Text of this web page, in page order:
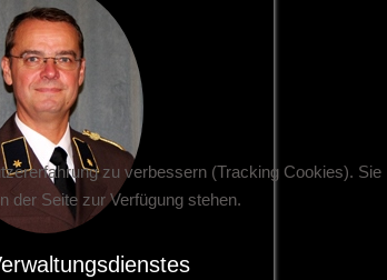
zu verbessern (Tracking Cookies). Sie
der Seite zur Verfügung stehen.